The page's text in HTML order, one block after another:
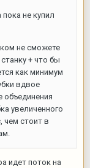
не купил
не сможете
+ что бы
как минимум
вдвое
объединения
увеличенного
чем стоит в
идет поток на